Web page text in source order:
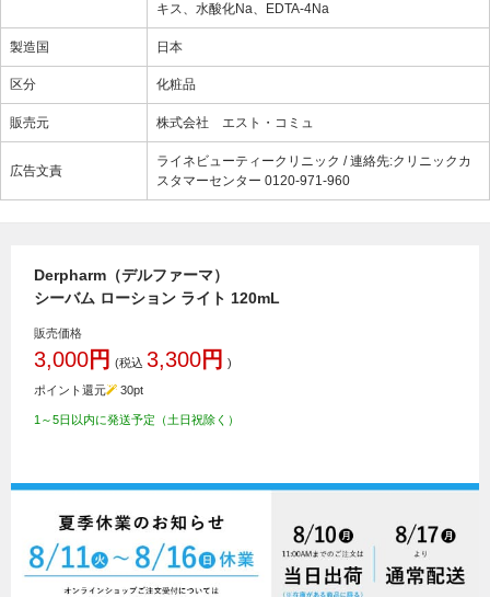
キス、水酸化Na、EDTA-4Na
製造国 日本
区分 化粧品
販売元 株式会社 エスト・コミュ
広告文責
ライネビューティークリニック / 連絡先:クリニックカ
スタマーセンター 0120-971-960
Derpharm（デルファーマ）
シーバム ローション ライト 120mL
販売価格
3,000円 (税込3,300円 )
ポイント還元 30pt
1～5日以内に発送予定（土日祝除く）